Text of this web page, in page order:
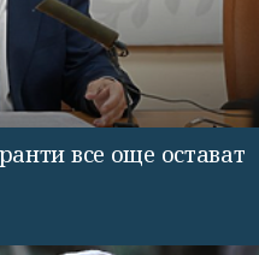
все още остават